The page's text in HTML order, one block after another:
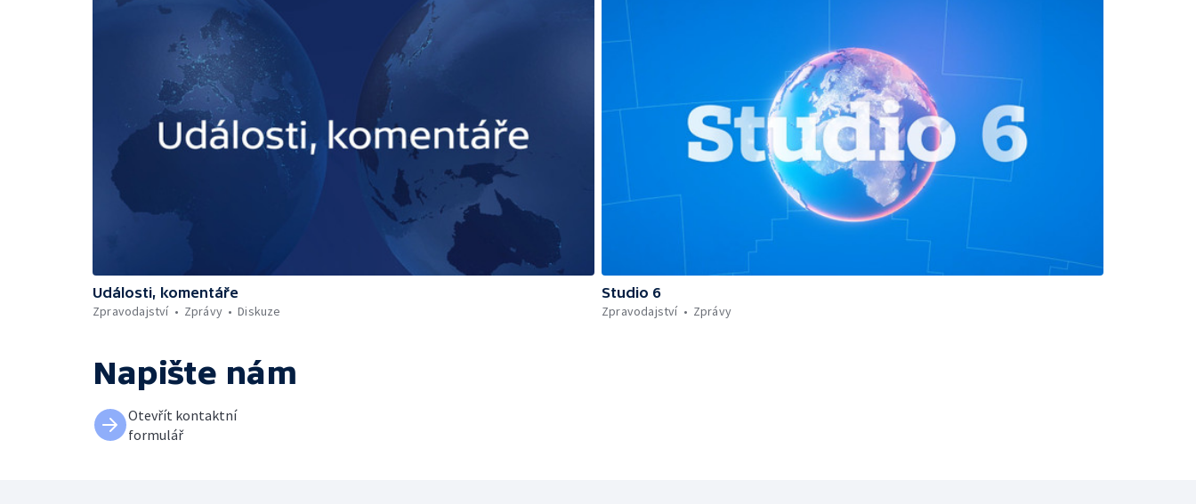
Události, komentáře
Zpravodajství
Zprávy Diskuze
Studio 6
Zpravodajství
Zprávy
Napište nám
Otevřít kontaktní
formulář